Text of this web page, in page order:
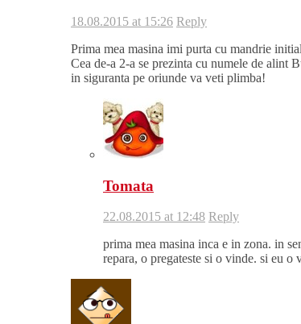
18.08.2015 at 15:26 Reply
Prima mea masina imi purta cu mandrie
Cea de-a 2-a se prezinta cu numele de alint
in siguranta pe oriunde va veti plimba!
Tomata
22.08.2015 at 12:48 Reply
prima mea masina inca e in zona. in
repara, o pregateste si o vinde. si eu